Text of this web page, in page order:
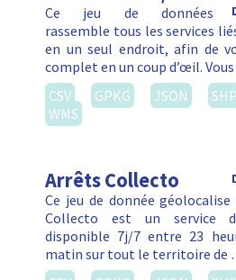
Ce jeu de données
rassemble tous les services
en un seul endroit, afin de
complet en un coup d’œil.
CSV
GPKG JSON SHP
WMS
Arrêts Collecto
Ce jeu de donnée
Collecto est un service
disponible 7j/7 entre 23
matin sur tout le territoire de